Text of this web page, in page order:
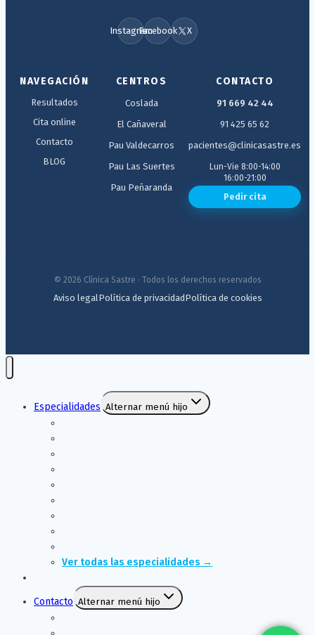
InstagramFacebook X
NAVEGACIÓN
Resultados
Cita online
Contacto
BLOG
CENTROS
Coslada
El Cañaveral
Pau Valdecarros
Pau Las Suertes
Pau Peñaranda
CONTACTO
91 669 42 44
91 425 65 62
pacientes@clinicasastre.es
Lun-Vie 8:00-14:00
16:00-21:00
Pedir cita
© 2026 Clínica Sastre · Todos los derechos reservados
Aviso legal Política de privacidadPolítica de cookies
Especialidades Alternar menú hijo
Ver todas las especialidades →
Contacto Alternar menú hijo